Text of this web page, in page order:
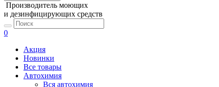
Производитель моющих
и дезинфицирующих средств
0
Акция
Новинки
Все товары
Автохимия
Вся автохимия